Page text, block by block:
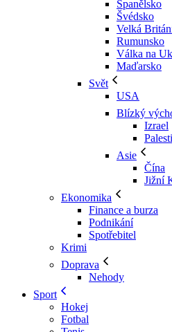
Španělsko
Švédsko
Velká
Rumunsko
Válka na
Maďarsko
Svět
USA
Blízký
Izrael
Asie
Čína
Jižní
Ekonomika
Finance a burza
Podnikání
Spotřebitel
Krimi
Doprava
Nehody
Sport
Hokej
Fotbal